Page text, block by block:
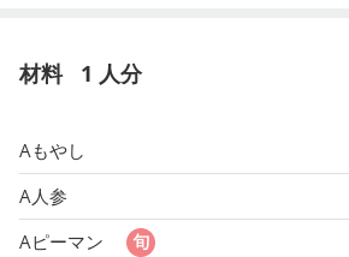
材料 1 人分
Aもやし
A人参
Aピーマン